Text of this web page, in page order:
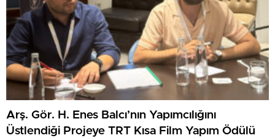
Arş. Gör. H. Enes Balcı’nın Yapımcılığını
Üstlendiği Projeye TRT Kısa Film Yapım Ödülü